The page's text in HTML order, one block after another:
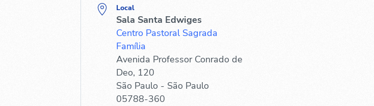
Local
Sala Santa Edwiges
Centro Pastoral Sagrada
Família
Avenida Professor Conrado de
Deo, 120
São Paulo - São Paulo
05788-360